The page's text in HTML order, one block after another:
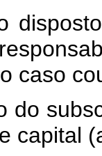
caso
do
capital